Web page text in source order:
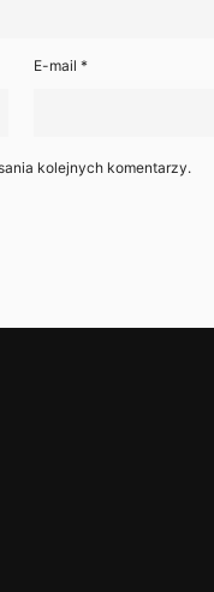
E-mail *
kolejnych komentarzy.